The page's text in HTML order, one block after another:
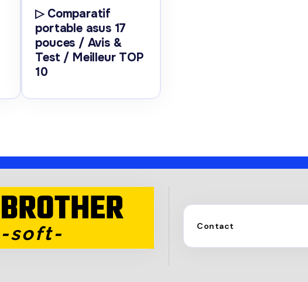
▷ Comparatif
portable asus 17
pouces / Avis &
Test / Meilleur TOP
10
BROTHER
-soft- Contact